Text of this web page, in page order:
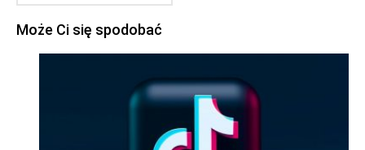
Może Ci się spodobać